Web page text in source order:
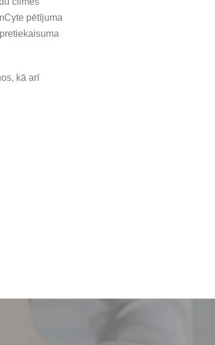
pētījuma
kā arī